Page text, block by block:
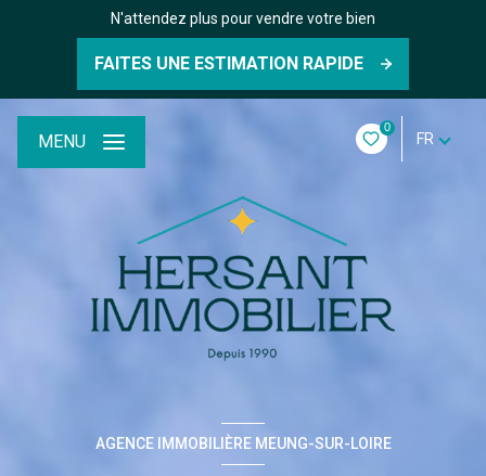
N'attendez plus pour vendre votre bien
FAITES UNE ESTIMATION RAPIDE
0
FR
MENU
AGENCE IMMOBILIÈRE MEUNG-SUR-LOIRE